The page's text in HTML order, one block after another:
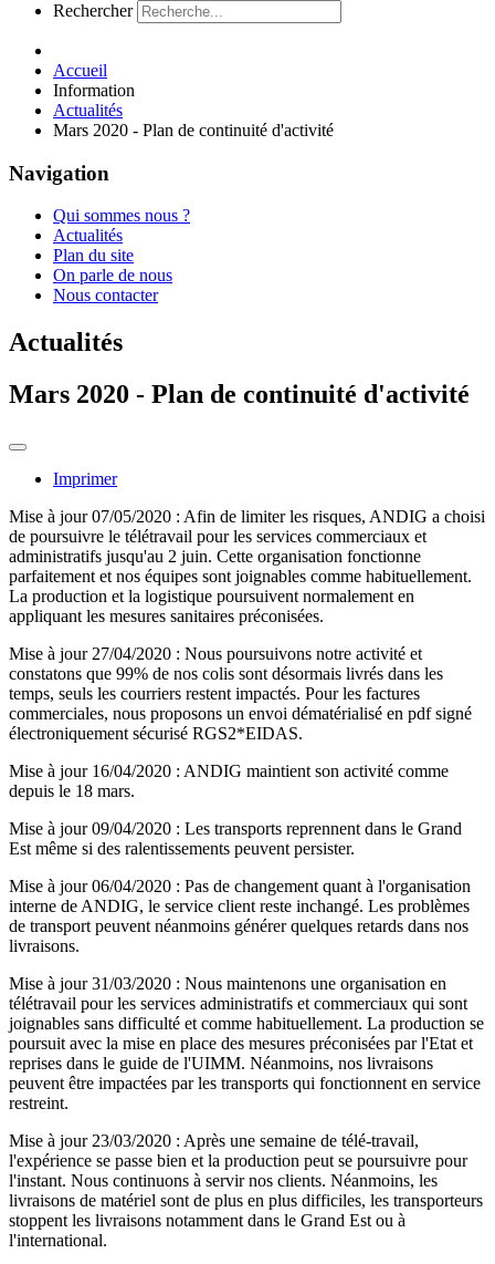
Rechercher
Accueil
Information
Actualités
Mars 2020 - Plan de continuité d'activité
Navigation
Qui sommes nous ?
Actualités
Plan du site
On parle de nous
Nous contacter
Actualités
Mars 2020 - Plan de continuité d'activité
Imprimer
Mise à jour 07/05/2020 : Afin de limiter les risques, ANDIG a choisi
de poursuivre le télétravail pour les services commerciaux et
administratifs jusqu'au 2 juin. Cette organisation fonctionne
parfaitement et nos équipes sont joignables comme habituellement.
La production et la logistique poursuivent normalement en
appliquant les mesures sanitaires préconisées.
Mise à jour 27/04/2020 : Nous poursuivons notre activité et
constatons que 99% de nos colis sont désormais livrés dans les
temps, seuls les courriers restent impactés. Pour les factures
commerciales, nous proposons un envoi dématérialisé en pdf signé
électroniquement sécurisé RGS2*EIDAS.
Mise à jour 16/04/2020 : ANDIG maintient son activité comme
depuis le 18 mars.
Mise à jour 09/04/2020 : Les transports reprennent dans le Grand
Est même si des ralentissements peuvent persister.
Mise à jour 06/04/2020 : Pas de changement quant à l'organisation
interne de ANDIG, le service client reste inchangé. Les problèmes
de transport peuvent néanmoins générer quelques retards dans nos
livraisons.
Mise à jour 31/03/2020 : Nous maintenons une organisation en
télétravail pour les services administratifs et commerciaux qui sont
joignables sans difficulté et comme habituellement. La production se
poursuit avec la mise en place des mesures préconisées par l'Etat et
reprises dans le guide de l'UIMM. Néanmoins, nos livraisons
peuvent être impactées par les transports qui fonctionnent en service
restreint.
Mise à jour 23/03/2020 : Après une semaine de télé-travail,
l'expérience se passe bien et la production peut se poursuivre pour
l'instant. Nous continuons à servir nos clients. Néanmoins, les
livraisons de matériel sont de plus en plus difficiles, les transporteurs
stoppent les livraisons notamment dans le Grand Est ou à
l'international.